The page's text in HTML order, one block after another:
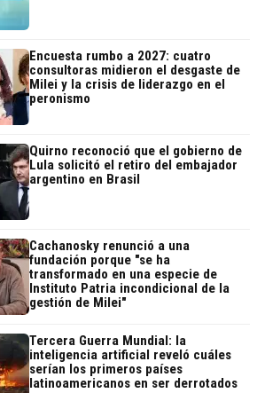
Encuesta rumbo a 2027: cuatro
consultoras midieron el desgaste de
Milei y la crisis de liderazgo en el
peronismo
Quirno reconoció que el gobierno de
Lula solicitó el retiro del embajador
argentino en Brasil
Cachanosky renunció a una
fundación porque "se ha
transformado en una especie de
Instituto Patria incondicional de la
gestión de Milei"
Tercera Guerra Mundial: la
inteligencia artificial reveló cuáles
serían los primeros países
latinoamericanos en ser derrotados